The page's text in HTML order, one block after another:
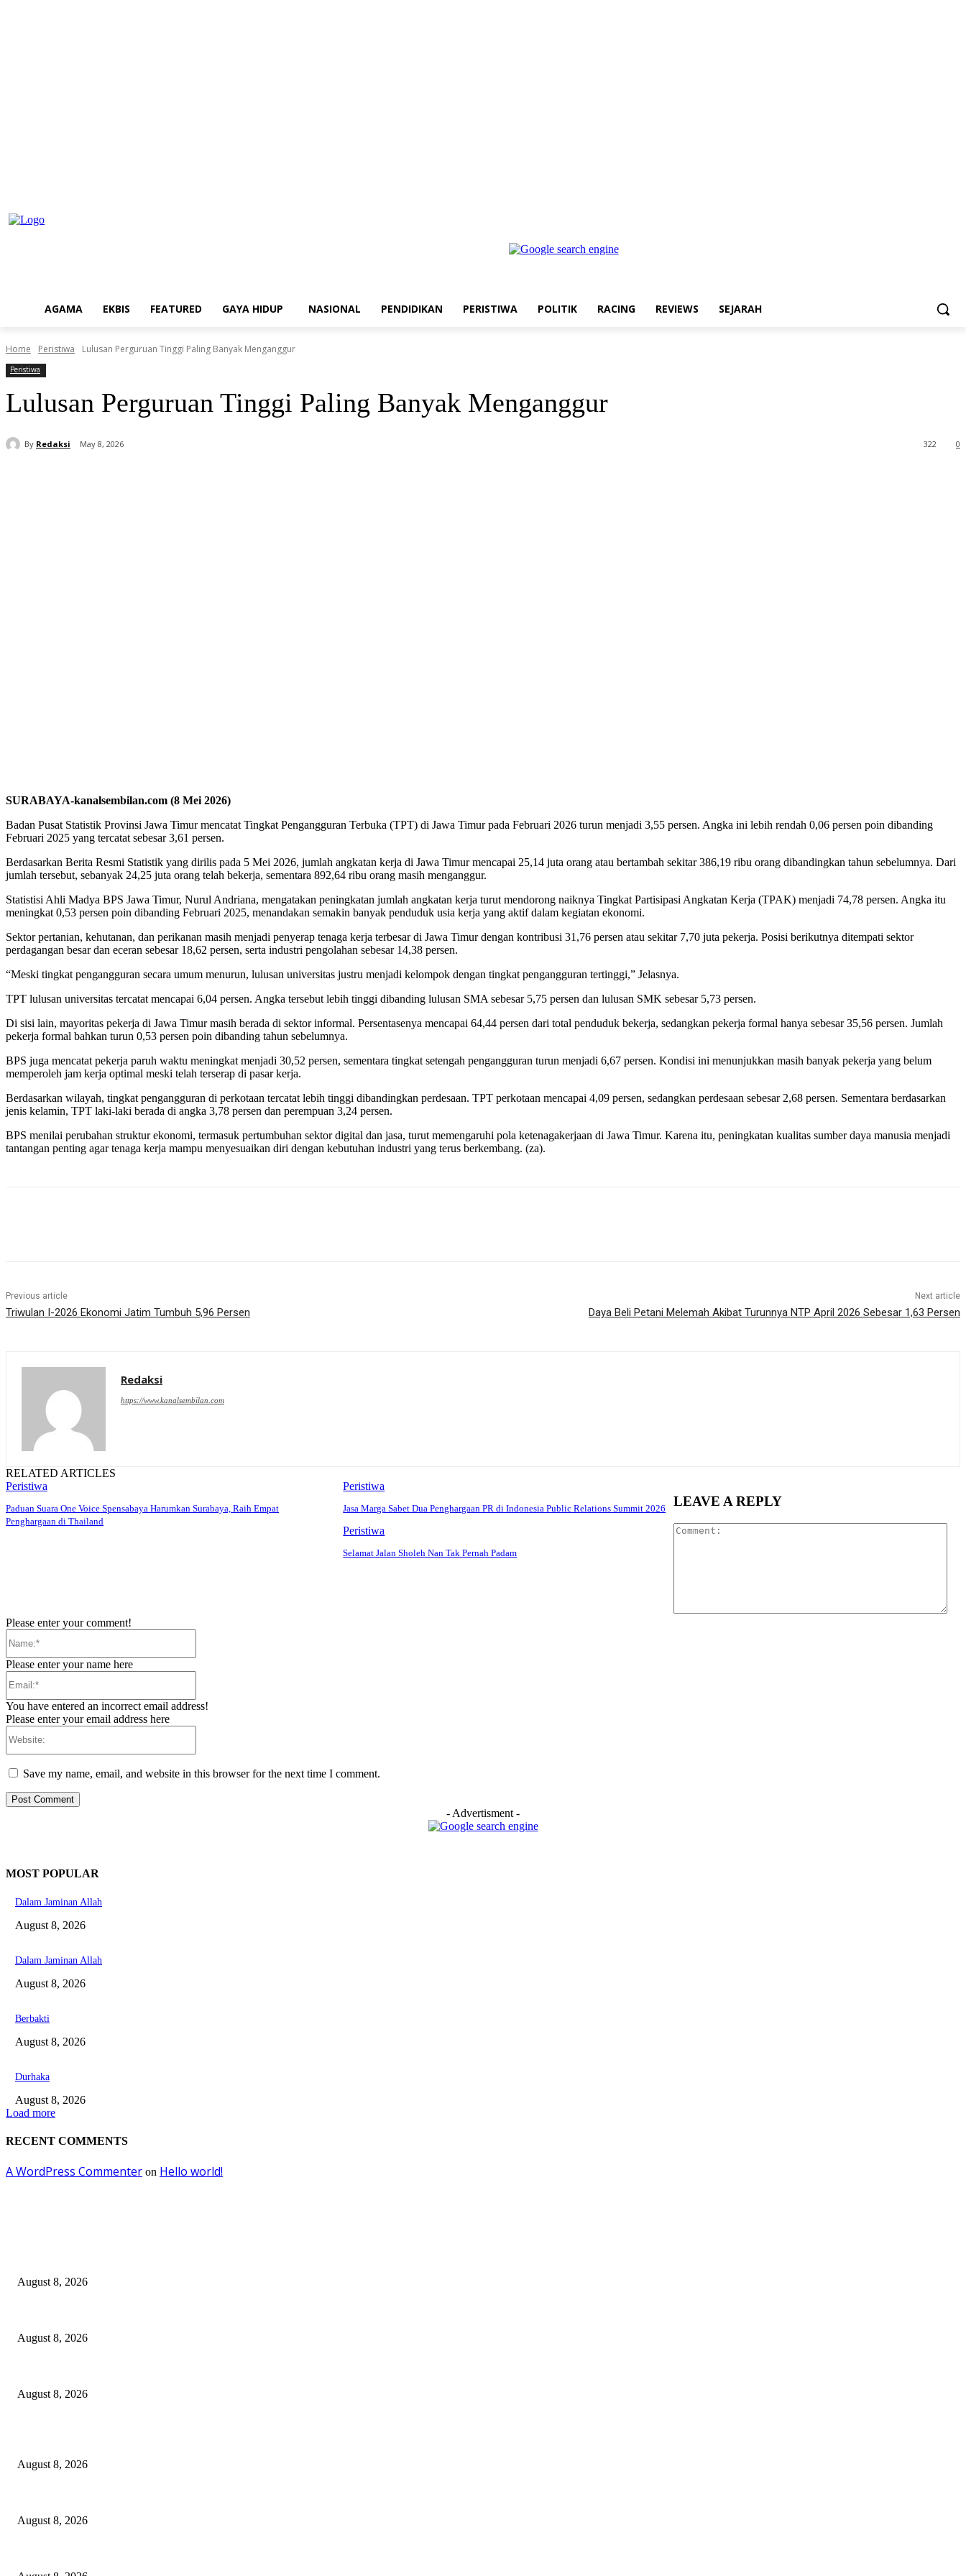
AGAMA EKBIS FEATURED GAYA HIDUP NASIONAL PENDIDIKAN PERISTIWA POLITIK RACING REVIEWS SEJARAH
Home Peristiwa Lulusan Perguruan Tinggi Paling Banyak Menganggur
Peristiwa
Lulusan Perguruan Tinggi Paling Banyak Menganggur
By Redaksi May 8, 2026 0
322
SURABAYA-kanalsembilan.com (8 Mei 2026)
Badan Pusat Statistik Provinsi Jawa Timur mencatat Tingkat Pengangguran Terbuka (TPT) di Jawa Timur pada Februari 2026 turun menjadi 3,55 persen. Angka ini lebih rendah 0,06 persen poin dibanding
Februari 2025 yang tercatat sebesar 3,61 persen.
Berdasarkan Berita Resmi Statistik yang dirilis pada 5 Mei 2026, jumlah angkatan kerja di Jawa Timur mencapai 25,14 juta orang atau bertambah sekitar 386,19 ribu orang dibandingkan tahun sebelumnya. Dari
jumlah tersebut, sebanyak 24,25 juta orang telah bekerja, sementara 892,64 ribu orang masih menganggur.
Statistisi Ahli Madya BPS Jawa Timur, Nurul Andriana, mengatakan peningkatan jumlah angkatan kerja turut mendorong naiknya Tingkat Partisipasi Angkatan Kerja (TPAK) menjadi 74,78 persen. Angka itu
meningkat 0,53 persen poin dibanding Februari 2025, menandakan semakin banyak penduduk usia kerja yang aktif dalam kegiatan ekonomi.
Sektor pertanian, kehutanan, dan perikanan masih menjadi penyerap tenaga kerja terbesar di Jawa Timur dengan kontribusi 31,76 persen atau sekitar 7,70 juta pekerja. Posisi berikutnya ditempati sektor
perdagangan besar dan eceran sebesar 18,62 persen, serta industri pengolahan sebesar 14,38 persen.
“Meski tingkat pengangguran secara umum menurun, lulusan universitas justru menjadi kelompok dengan tingkat pengangguran tertinggi,” Jelasnya.
TPT lulusan universitas tercatat mencapai 6,04 persen. Angka tersebut lebih tinggi dibanding lulusan SMA sebesar 5,75 persen dan lulusan SMK sebesar 5,73 persen.
Di sisi lain, mayoritas pekerja di Jawa Timur masih berada di sektor informal. Persentasenya mencapai 64,44 persen dari total penduduk bekerja, sedangkan pekerja formal hanya sebesar 35,56 persen. Jumlah
pekerja formal bahkan turun 0,53 persen poin dibanding tahun sebelumnya.
BPS juga mencatat pekerja paruh waktu meningkat menjadi 30,52 persen, sementara tingkat setengah pengangguran turun menjadi 6,67 persen. Kondisi ini menunjukkan masih banyak pekerja yang belum
memperoleh jam kerja optimal meski telah terserap di pasar kerja.
Berdasarkan wilayah, tingkat pengangguran di perkotaan tercatat lebih tinggi dibandingkan perdesaan. TPT perkotaan mencapai 4,09 persen, sedangkan perdesaan sebesar 2,68 persen. Sementara berdasarkan
jenis kelamin, TPT laki-laki berada di angka 3,78 persen dan perempuan 3,24 persen.
BPS menilai perubahan struktur ekonomi, termasuk pertumbuhan sektor digital dan jasa, turut memengaruhi pola ketenagakerjaan di Jawa Timur. Karena itu, peningkatan kualitas sumber daya manusia menjadi
tantangan penting agar tenaga kerja mampu menyesuaikan diri dengan kebutuhan industri yang terus berkembang. (za).
Previous article
Triwulan I-2026 Ekonomi Jatim Tumbuh 5,96 Persen
Next article
Daya Beli Petani Melemah Akibat Turunnya NTP April 2026 Sebesar 1,63 Persen
Redaksi
https://www.kanalsembilan.com
RELATED ARTICLES
Peristiwa
Paduan Suara One Voice Spensabaya Harumkan Surabaya, Raih Empat
Penghargaan di Thailand
Peristiwa
Jasa Marga Sabet Dua Penghargaan PR di Indonesia Public Relations Summit 2026
Peristiwa
Selamat Jalan Sholeh Nan Tak Pernah Padam
LEAVE A REPLY
Please enter your comment!
Please enter your name here
You have entered an incorrect email address!
Please enter your email address here
Save my name, email, and website in this browser for the next time I comment.
- Advertisment -
MOST POPULAR
Dalam Jaminan Allah
August 8, 2026
Dalam Jaminan Allah
August 8, 2026
Berbakti
August 8, 2026
Durhaka
August 8, 2026
Load more
RECENT COMMENTS
A WordPress Commenter on Hello world!
August 8, 2026
August 8, 2026
August 8, 2026
August 8, 2026
August 8, 2026